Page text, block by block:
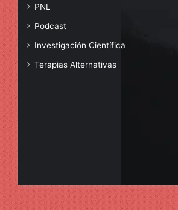
PNL
Podcast
Investigación Científica
Terapias Alternativas